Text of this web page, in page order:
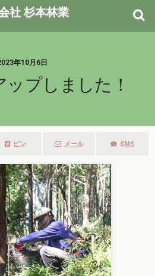
社 杉本林業
年10月6日
ップしました！
ピン メール SMS